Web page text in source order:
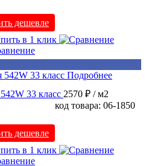
дешевле
в 1 клик
Подробнее
33 класс 2570 ₽ / м2
код товара: 06-1850
дешевле
в 1 клик